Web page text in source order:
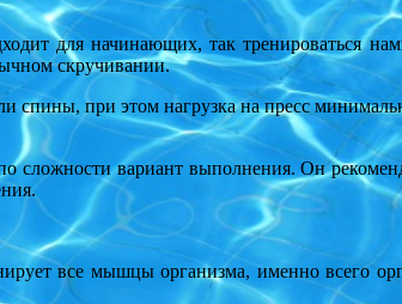
для начинающих, так тренироваться
скручивании.
спины, при этом нагрузка на пресс
вариант выполнения. Он
все мышцы организма, именно всего